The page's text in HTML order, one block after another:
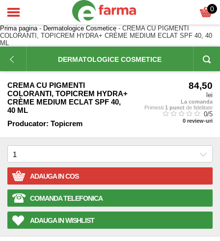
0
Prima pagina- Dermatologice Cosmetice - CREMA CU PIGMENTI
COLORANTI, TOPICREM HYDRA+ CRÈME MEDIUM ECLAT SPF 40, 40
ML
DERMATOLOGICE COSMETICE
CREMA CU PIGMENTI
COLORANTI, TOPICREM HYDRA+
CRÈME MEDIUM ECLAT SPF 40,
40 ML
Producator: Topicrem
84,50
lei
La comanda
Primesti 1 punct de fidelitate
0/5
0 review-uri
ADAUGA IN COS
COMANDA TELEFONICA
ADAUGA IN WISHLIST